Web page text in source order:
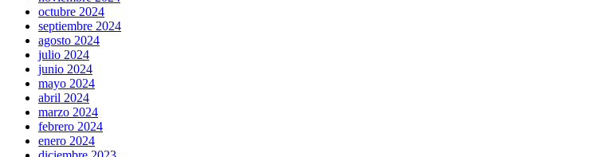
octubre 2024
septiembre 2024
agosto 2024
julio 2024
junio 2024
mayo 2024
abril 2024
marzo 2024
febrero 2024
enero 2024